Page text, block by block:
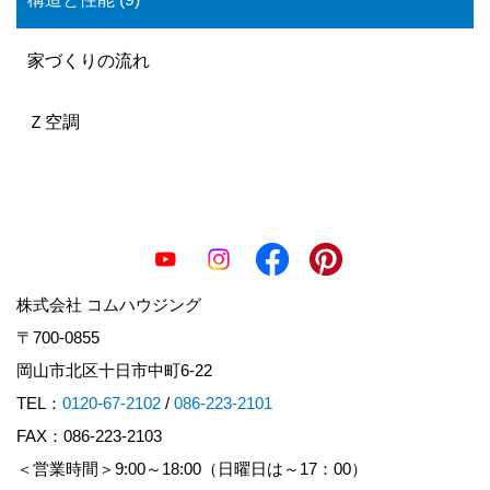
家づくりの流れ
Ｚ空調
株式会社 コムハウジング
〒700-0855
岡山市北区十日市中町6-22
TEL： 0120-67-2102 / 086-223-2101
FAX：086-223-2103
＜営業時間＞9:00～18:00（日曜日は～17：00）